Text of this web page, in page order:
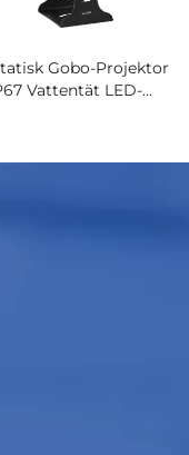
Gobo-Projektor
Vattentät LED-